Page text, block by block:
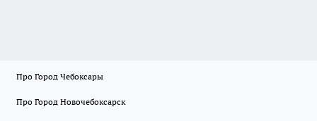
Про Город Чебоксары
Про Город Новочебоксарск